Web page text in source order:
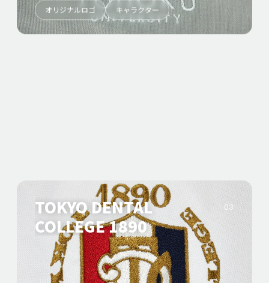
オリジナルロゴ キャラクター
TOKYO DENTAL
COLLEGE 1890
03